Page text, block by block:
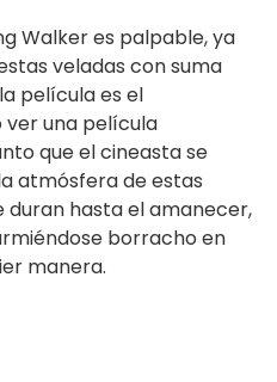
Walker es palpable, ya
veladas con suma
película es el
ver una película
que el cineasta se
atmósfera de estas
duran hasta el amanecer,
borracho en
manera.